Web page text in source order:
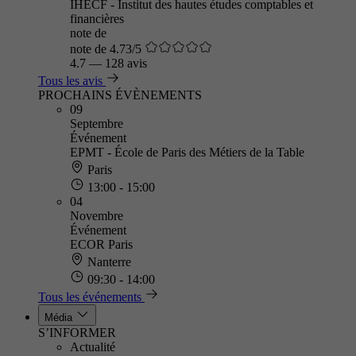
IHECF - Institut des hautes études comptables et
financières
note de
note de 4.73/5
4.7 — 128 avis
Tous les avis
PROCHAINS ÉVÈNEMENTS
09
Septembre
Événement
EPMT - École de Paris des Métiers de la Table
Paris
13:00 - 15:00
04
Novembre
Événement
ECOR Paris
Nanterre
09:30 - 14:00
Tous les événements
Média
S’INFORMER
Actualité